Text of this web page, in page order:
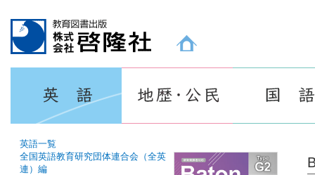
英語一覧
全国英語教育研究団体連合会（全英
連）編